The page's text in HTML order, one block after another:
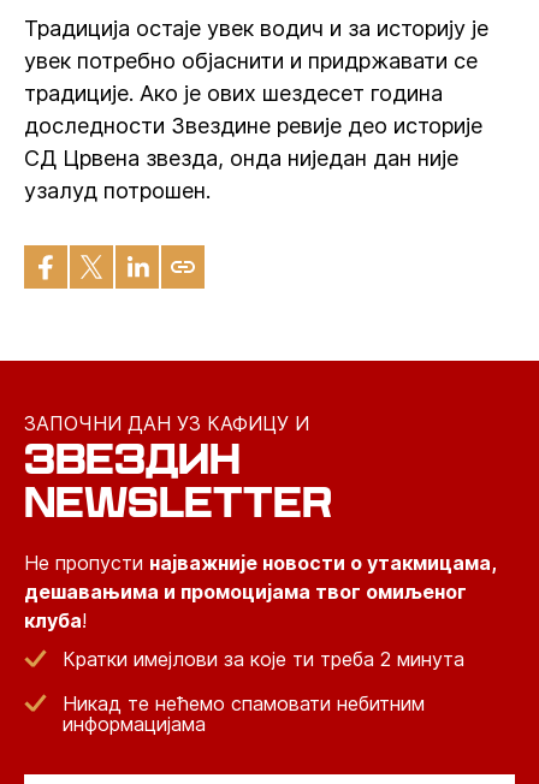
Традиција остаје увек водич и за историју је
увек потребно објаснити и придржавати се
традиције. Ако је ових шездесет година
доследности Звездине ревије део историје
СД Црвена звезда, онда ниједан дан није
узалуд потрошен.
ЗАПОЧНИ ДАН УЗ КАФИЦУ И
ЗВЕЗДИН
NEWSLETTER
Не пропусти најважније новости о утакмицама,
дешавањима и промоцијама твог омиљеног
клуба!
Кратки имејлови за које ти треба 2 минута
Никад те нећемо спамовати небитним
информацијама